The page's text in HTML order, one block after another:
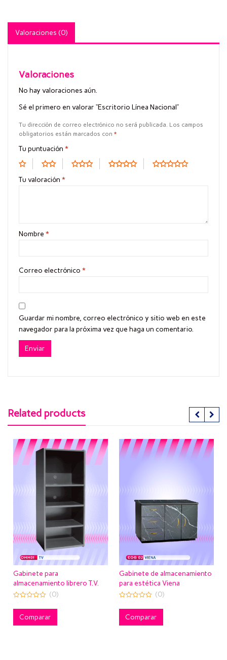
Valoraciones (0)
Valoraciones
No hay valoraciones aún.
Sé el primero en valorar “Escritorio Línea Nacional”
Tu dirección de correo electrónico no será publicada. Los campos
obligatorios están marcados con *
Tu puntuación *
Tu valoración *
Nombre *
Correo electrónico *
Guardar mi nombre, correo electrónico y sitio web en este
navegador para la próxima vez que haga un comentario.
Related products
para
librero T.V.
(0)
Gabinete de almacenamiento
para estética Viena
(0)
Mesa
Rectangular
out
of
5